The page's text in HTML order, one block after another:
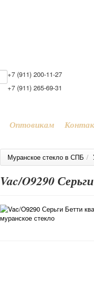
+7 (911) 200-11-27
+7 (911) 265-69-31
Оптовикам
Муранское стекло в СПБ /
Vac/O9290